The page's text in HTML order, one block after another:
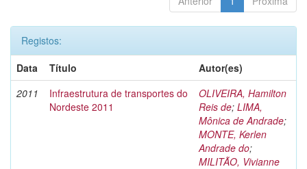
Registos:
Data
Título
Autor(es)
2011
Infraestrutura de transportes do
Nordeste 2011
OLIVEIRA, Hamilton
Reis de; LIMA,
Mônica de Andrade;
MONTE, Kerlen
Andrade do;
MILITÃO, Vivianne